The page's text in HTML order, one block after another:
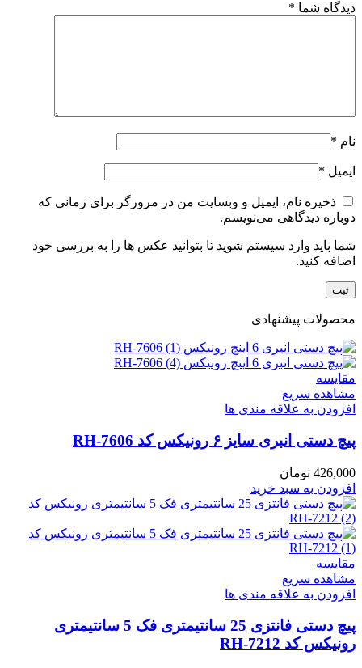
دیدگاه شما *
نام *
ایمیل *
ذخیره نام، ایمیل و وبسایت من در مرورگر برای زمانی که
دوباره دیدگاهی می‌نویسم.
شما باید وارد سیستم شوید تا بتوانید عکس ها را به بررسی خود
اضافه کنید.
محصولات پیشنهادی
مقایسه
مشاهده سریع
افزودن به علاقه مندی ها
پیچ دستی انبری سایز ۶ رونیکس کد RH-7606
426,000 تومان
افزودن به سبد خرید
مقایسه
مشاهده سریع
افزودن به علاقه مندی ها
پیچ دستی فانتزی 25 سانتیمتری فک 5 سانتیمتری
رونیکس کد RH-7212